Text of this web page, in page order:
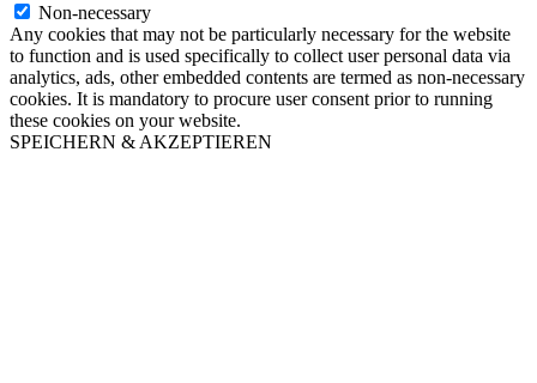
Non-necessary
Any cookies that may not be particularly necessary for the website
to function and is used specifically to collect user personal data via
analytics, ads, other embedded contents are termed as non-necessary
cookies. It is mandatory to procure user consent prior to running
these cookies on your website.
SPEICHERN & AKZEPTIEREN